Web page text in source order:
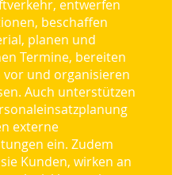
entwerfen
beschaffen
planen und
Termine, bereiten
vor und organisieren
Auch unterstützen
externe
ein. Zudem
Kunden, wirken an